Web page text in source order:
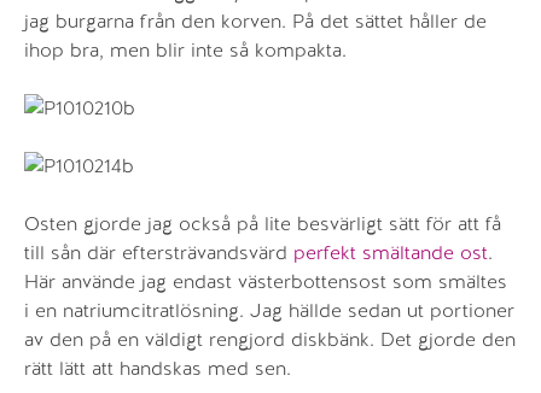
jag burgarna från den korven. På det sättet håller de
ihop bra, men blir inte så kompakta.
Osten gjorde jag också på lite besvärligt sätt för att få
till sån där eftersträvandsvärd perfekt smältande ost.
Här använde jag endast västerbottensost som smältes
i en natriumcitratlösning. Jag hällde sedan ut portioner
av den på en väldigt rengjord diskbänk. Det gjorde den
rätt lätt att handskas med sen.